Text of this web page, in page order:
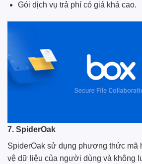
Gói dịch vụ trả phí có giá khá cao.
7. SpiderOak
SpiderOak sử dụng phương thức mã
vệ dữ liệu của người dùng và không